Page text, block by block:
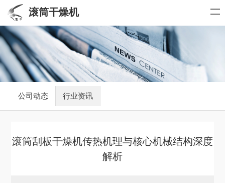
滚筒干燥机
公司动态 行业资讯
滚筒刮板干燥机传热机理与核心机械结构深度
解析